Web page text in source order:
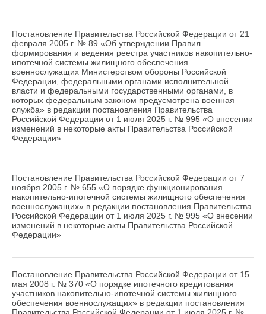
Постановление Правительства Российской Федерации от 21
февраля 2005 г. № 89 «Об утверждении Правил
формирования и ведения реестра участников накопительно-
ипотечной системы жилищного обеспечения
военнослужащих Министерством обороны Российской
Федерации, федеральными органами исполнительной
власти и федеральными государственными органами, в
которых федеральным законом предусмотрена военная
служба» в редакции постановления Правительства
Российской Федерации от 1 июля 2025 г. № 995 «О внесении
изменений в некоторые акты Правительства Российской
Федерации»
Постановление Правительства Российской Федерации от 7
ноября 2005 г. № 655 «О порядке функционирования
накопительно-ипотечной системы жилищного обеспечения
военнослужащих» в редакции постановления Правительства
Российской Федерации от 1 июля 2025 г. № 995 «О внесении
изменений в некоторые акты Правительства Российской
Федерации»
Постановление Правительства Российской Федерации от 15
мая 2008 г. № 370 «О порядке ипотечного кредитования
участников накопительно-ипотечной системы жилищного
обеспечения военнослужащих» в редакции постановления